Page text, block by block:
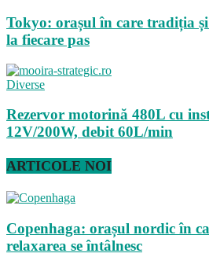
Tokyo: orașul în care tradiția
la fiecare pas
Diverse
Rezervor motorină 480L cu
12V/200W, debit 60L/min
ARTICOLE NOI
Copenhaga: orașul nordic în
relaxarea se întâlnesc